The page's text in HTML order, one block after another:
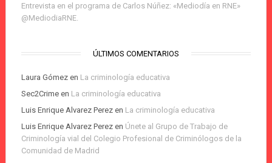
Entrevista en el programa de Carlos Núñez: «Mediodía en RNE»
@MediodiaRNE.
ÚLTIMOS COMENTARIOS
Laura Gómezen La criminología educativa
Sec2Crimeen La criminología educativa
Luis Enrique Alvarez Perezen La criminología educativa
Luis Enrique Alvarez Perezen Únete al Grupo de Trabajo de
Criminología vial del Colegio Profesional de Criminólogos de la
Comunidad de Madrid